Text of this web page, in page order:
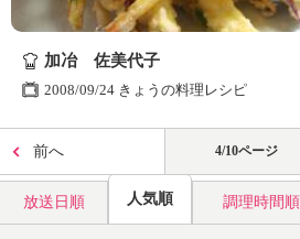
加冶 佐美代子
2008/09/24 きょうの料理レシピ
前へ 4/10ページ
放送日順 人気順 調理時間順